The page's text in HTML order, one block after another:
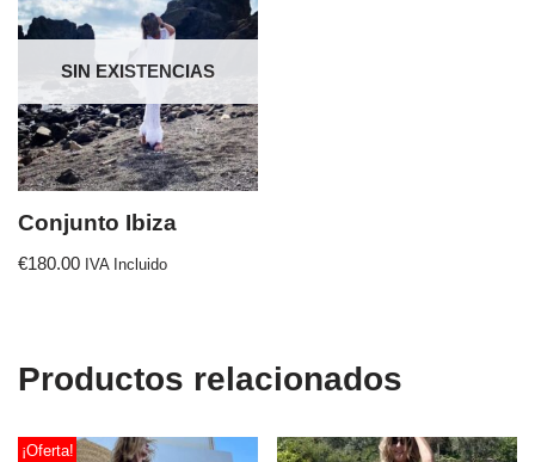
SIN EXISTENCIAS
Conjunto Ibiza
€180.00 IVA Incluido
Productos relacionados
¡Oferta!